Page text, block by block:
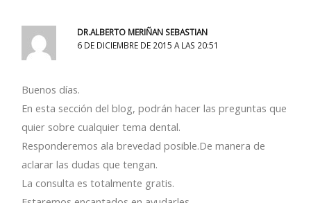
DR.ALBERTO MERIÑAN SEBASTIAN
6 DE DICIEMBRE DE 2015 A LAS 20:51
Buenos días.
En esta sección del blog, podrán hacer las preguntas que
quier sobre cualquier tema dental.
Responderemos ala brevedad posible.De manera de
aclarar las dudas que tengan.
La consulta es totalmente gratis.